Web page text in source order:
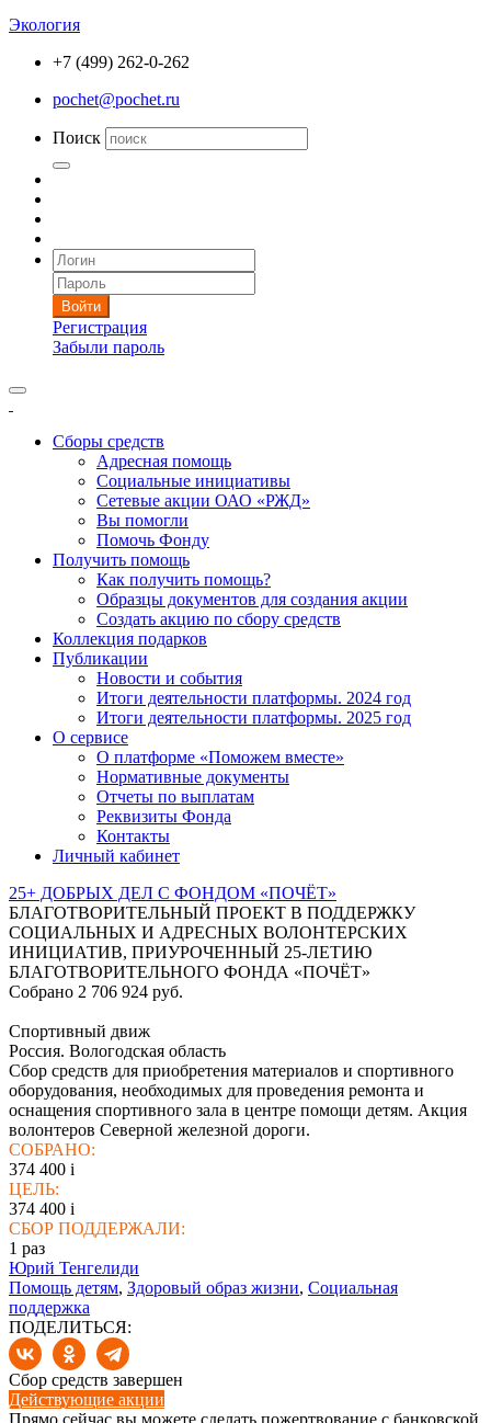
Экология
+7 (499) 262-0-262
pochet@pochet.ru
Поиск
Войти
Регистрация
Забыли пароль
Сборы средств
Адресная помощь
Социальные инициативы
Сетевые акции ОАО «РЖД»
Вы помогли
Помочь Фонду
Получить помощь
Как получить помощь?
Образцы документов для создания акции
Создать акцию по сбору средств
Коллекция подарков
Публикации
Новости и события
Итоги деятельности платформы. 2024 год
Итоги деятельности платформы. 2025 год
О сервисе
О платформе «Поможем вместе»
Нормативные документы
Отчеты по выплатам
Реквизиты Фонда
Контакты
Личный кабинет
25+ ДОБРЫХ ДЕЛ С ФОНДОМ «ПОЧЁТ»
БЛАГОТВОРИТЕЛЬНЫЙ ПРОЕКТ В ПОДДЕРЖКУ
СОЦИАЛЬНЫХ И АДРЕСНЫХ ВОЛОНТЕРСКИХ
ИНИЦИАТИВ, ПРИУРОЧЕННЫЙ 25-ЛЕТИЮ
БЛАГОТВОРИТЕЛЬНОГО ФОНДА «ПОЧЁТ»
Собрано 2 706 924 руб.
Спортивный движ
Россия. Вологодская область
Сбор средств для приобретения материалов и спортивного
оборудования, необходимых для проведения ремонта и
оснащения спортивного зала в центре помощи детям. Акция
волонтеров Северной железной дороги.
СОБРАНО:
374 400 i
ЦЕЛЬ:
374 400 i
СБОР ПОДДЕРЖАЛИ:
1 раз
Юрий Тенгелиди
Помощь детям, Здоровый образ жизни, Социальная
поддержка
ПОДЕЛИТЬСЯ:
Сбор средств завершен
Действующие акции
Прямо сейчас вы можете сделать пожертвование с банковской